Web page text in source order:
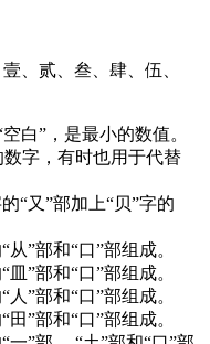
、贰、叁、肆、伍、
白”，是最小的数值。
字，有时也用于代替
“又”部加上“贝”字的
”部和“口”部组成。
”部和“口”部组成。
”部和“口”部组成。
”部和“口”部组成。